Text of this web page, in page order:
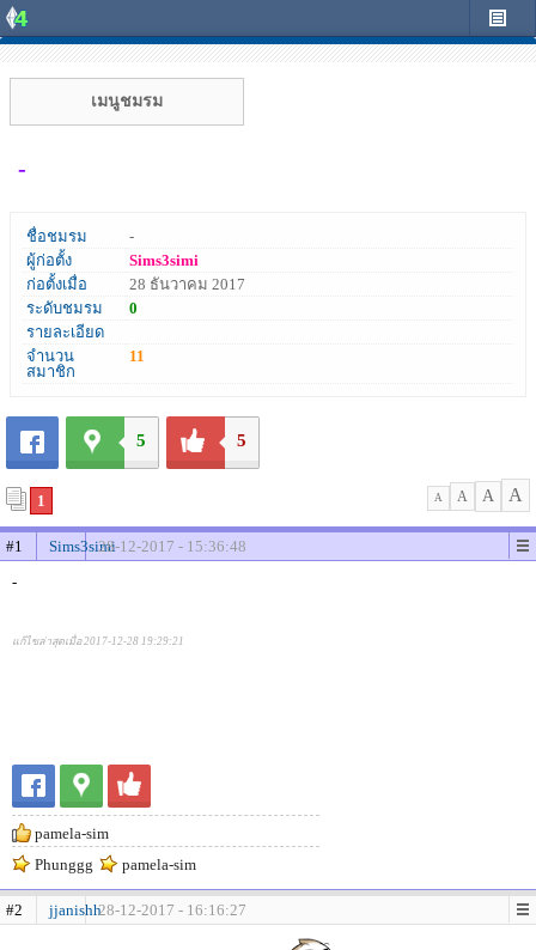
เมนูชมรม
-
ชื่อชมรม
-
ผู้ก่อตั้ง
Sims3simi
ก่อตั้งเมื่อ
28 ธันวาคม 2017
ระดับชมรม
0
รายละเอียด
จำนวน
สมาชิก
11
5 5
1 A A A A
#1 Sims3simi28-12-2017 - 15:36:48
-
แก้ไขล่าสุดเมื่อ 2017-12-28 19:29:21
pamela-sim
Phunggg
pamela-sim
#2 jjanishh28-12-2017 - 16:16:27